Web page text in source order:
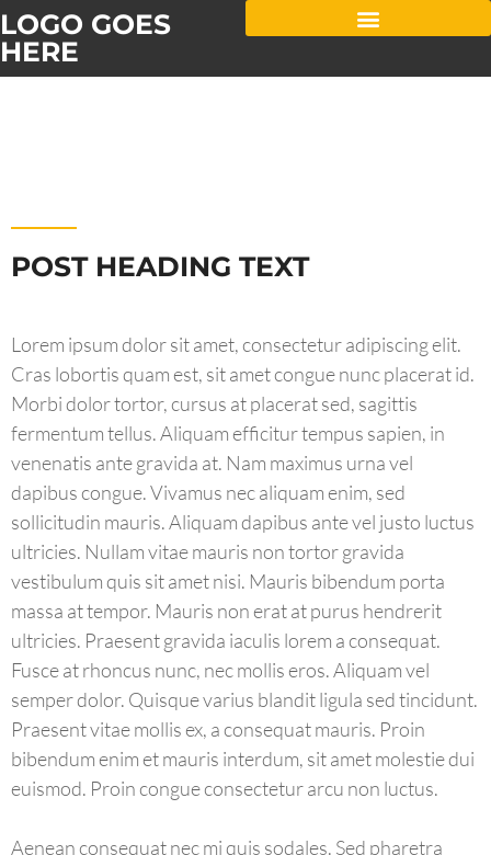
LOGO GOES
HERE
POST HEADING TEXT
Lorem ipsum dolor sit amet, consectetur adipiscing elit.
Cras lobortis quam est, sit amet congue nunc placerat id.
Morbi dolor tortor, cursus at placerat sed, sagittis
fermentum tellus. Aliquam efficitur tempus sapien, in
venenatis ante gravida at. Nam maximus urna vel
dapibus congue. Vivamus nec aliquam enim, sed
sollicitudin mauris. Aliquam dapibus ante vel justo luctus
ultricies. Nullam vitae mauris non tortor gravida
vestibulum quis sit amet nisi. Mauris bibendum porta
massa at tempor. Mauris non erat at purus hendrerit
ultricies. Praesent gravida iaculis lorem a consequat.
Fusce at rhoncus nunc, nec mollis eros. Aliquam vel
semper dolor. Quisque varius blandit ligula sed tincidunt.
Praesent vitae mollis ex, a consequat mauris. Proin
bibendum enim et mauris interdum, sit amet molestie dui
euismod. Proin congue consectetur arcu non luctus.
Aenean consequat nec mi quis sodales. Sed pharetra